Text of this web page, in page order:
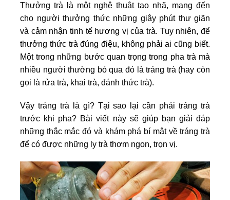
Thưởng trà là một nghệ thuật tao nhã, mang đến
cho người thưởng thức những giây phút thư giãn
và cảm nhận tinh tế hương vị của trà. Tuy nhiên, để
thưởng thức trà đúng điệu, không phải ai cũng biết.
Một trong những bước quan trọng trong pha trà mà
nhiều người thường bỏ qua đó là tráng trà (hay còn
gọi là rửa trà, khai trà, đánh thức trà).
Vậy tráng trà là gì? Tại sao lại cần phải tráng trà
trước khi pha? Bài viết này sẽ giúp bạn giải đáp
những thắc mắc đó và khám phá bí mật về tráng trà
để có được những ly trà thơm ngon, trọn vị.